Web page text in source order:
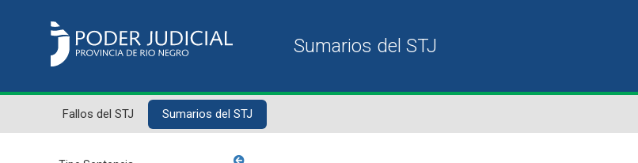
Fallos del STJ Sumarios del STJ